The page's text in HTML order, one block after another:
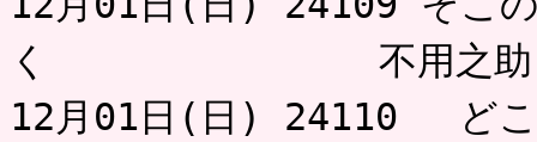
く 不用之助
12月01日(日) 24110 どこ